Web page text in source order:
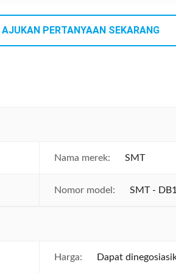
AJUKAN PERTANYAAN SEKARANG
Nama merek: SMT
Nomor model: SMT -
Harga: Dapat